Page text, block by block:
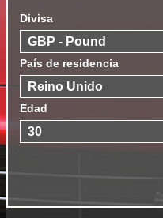
Divisa
País de residencia
Edad